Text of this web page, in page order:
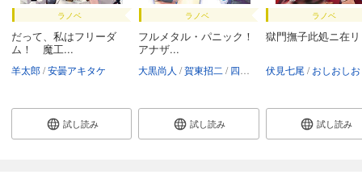
ラノベ
だって、私はフリーダ
ム！ 魔工...
羊太郎 安曇アキタケ
試し読み
ラノベ
フルメタル・パニック！
アナザ...
大黒尚人 賀東招二 四季童子 海老川兼武
試し読み
ラノベ
獄門撫子此処ニ在リ
伏見七尾 おしおしお
試し読み